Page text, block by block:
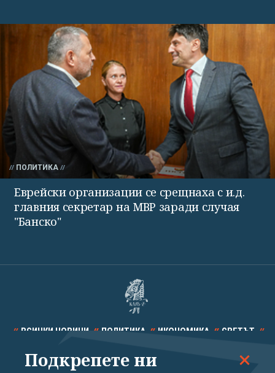
ПОЛИТИКА
Еврейски организации се срещнаха с и.д.
главния секретар на МВР заради случая
"Банско"
ВСИЧКИ НОВИНИ ПОЛИТИКА ИКОНОМИКА СВЕТЪТ
СПОРТ КУЛТУРА ТЕХНОЛОГИИ КАЛЕЙДОСКОП
Подкрепете ни